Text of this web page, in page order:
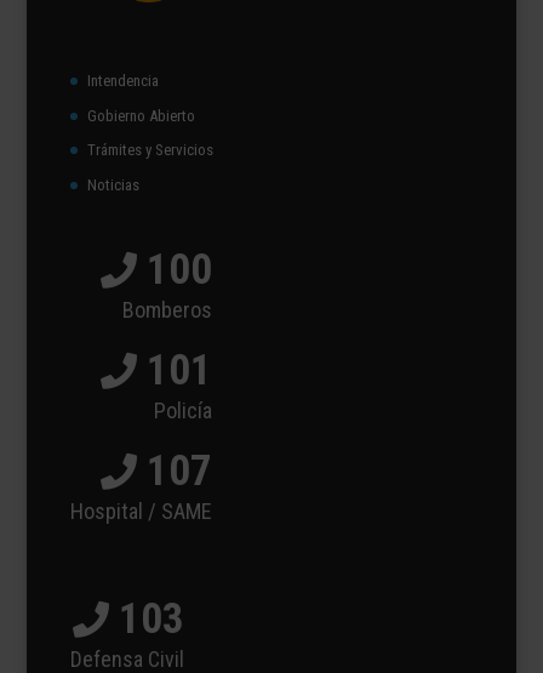
Intendencia
Gobierno Abierto
Trámites y Servicios
Noticias
100
Bomberos
101
Policía
107
Hospital / SAME
103
Defensa Civil